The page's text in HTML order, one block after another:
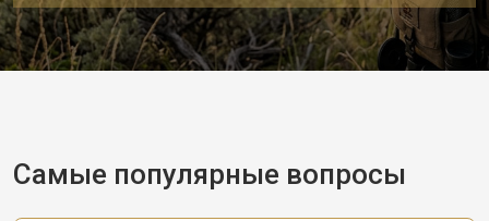
Самые популярные вопросы